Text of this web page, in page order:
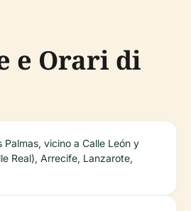
e Orari di
Palmas, vicino a Calle León y
Real), Arrecife, Lanzarote,